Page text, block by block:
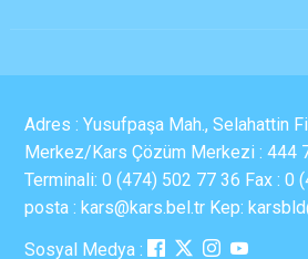
Adres : Yusufpaşa Mah., Selahattin
Merkez/Kars Çözüm Merkezi : 444
Terminali: 0 (474) 502 77 36 Fax : 0
posta : kars@kars.bel.tr Kep:
Sosyal Medya :